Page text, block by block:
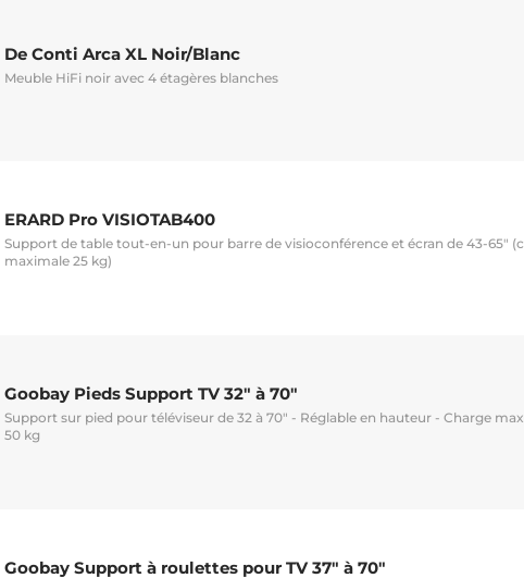
De Conti Arca XL Noir/Blanc
Meuble HiFi noir avec 4 étagères blanches
ERARD Pro VISIOTAB400
Support de table tout-en-un pour barre de visioconférence et écran de 43-65"
maximale 25 kg)
Goobay Pieds Support TV 32" à 70"
Support sur pied pour téléviseur de 32 à 70" - Réglable en hauteur - Charge
50 kg
Goobay Support à roulettes pour TV 37" à 70"